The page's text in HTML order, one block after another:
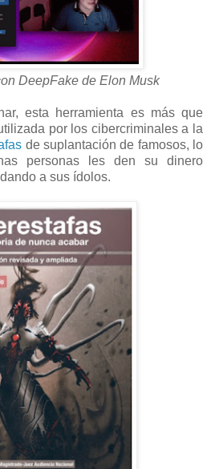
DeepFake de Elon Musk
esta herramienta es más que
por los cibercriminales a la
de suplantación de famosos, lo
personas les den su dinero
a sus ídolos.